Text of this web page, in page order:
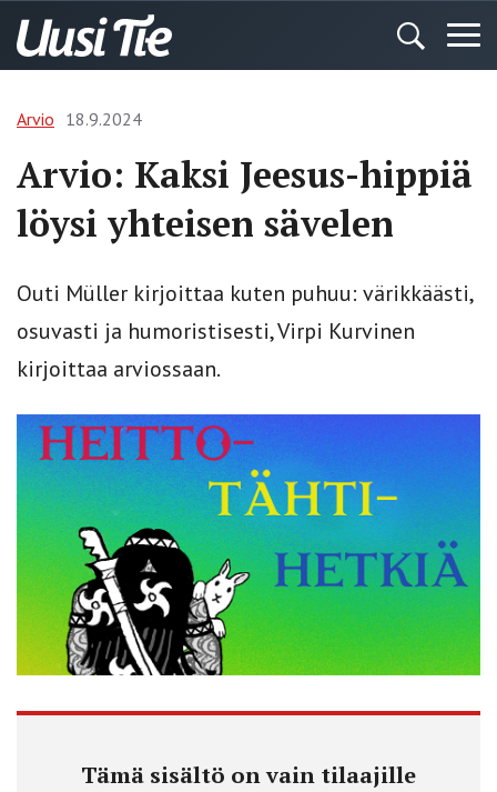
Arvio 18.9.2024
Arvio: Kaksi Jeesus-hippiä
löysi yhteisen sävelen
Outi Müller kirjoittaa kuten puhuu: värikkäästi,
osuvasti ja humoristisesti, Virpi Kurvinen
kirjoittaa arviossaan.
Tämä sisältö on vain tilaajille